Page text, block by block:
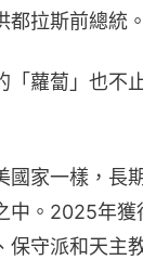
都拉斯前總統。
「蘿蔔」也不
國家一樣，長
中。2025年獲
保守派和天主